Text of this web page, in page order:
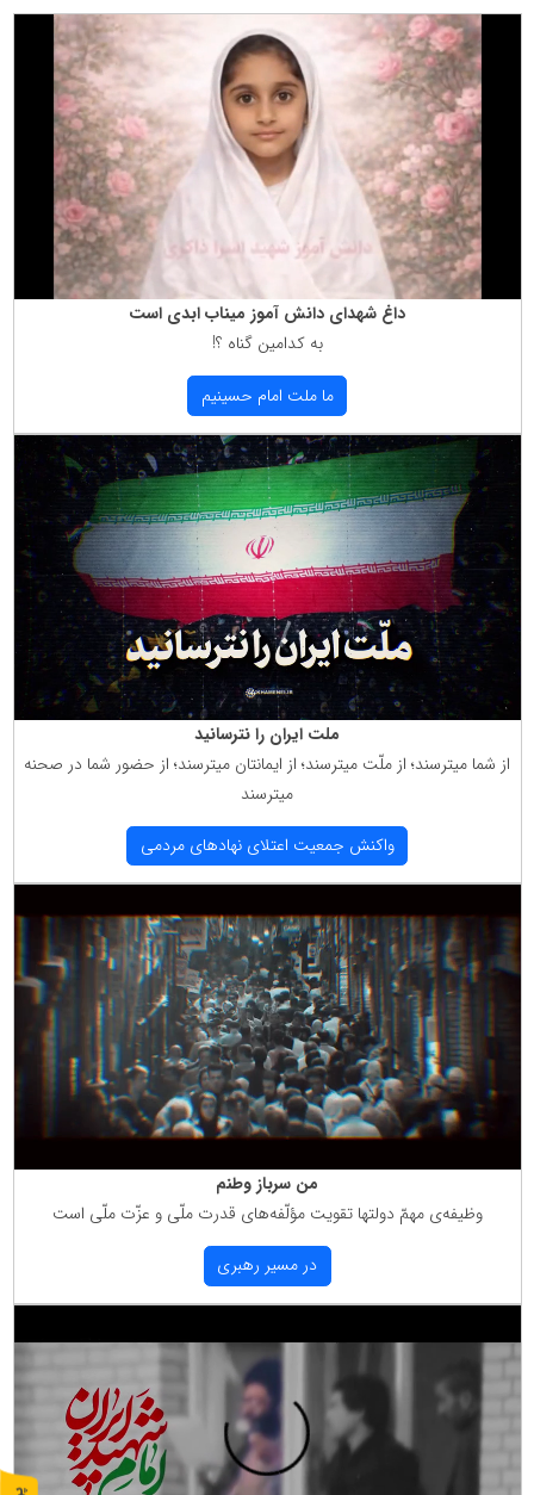
داغ شهدای دانش آموز میناب ابدی است
به كدامین گناه ؟!
ما ملت امام حسینیم
ملت ایران را نترسانید
از شما میترسند؛ از ملّت میترسند؛ از ایمانتان میترسند؛ از حضور شما در صحنه
میترسند
واكنش جمعیت اعتلای نهادهای مردمی
من سرباز وطنم
وظیفه‌ی مهمّ دولتها تقویت مؤلّفه‌های قدرت ملّی و عزّت ملّی است
در مسیر رهبری